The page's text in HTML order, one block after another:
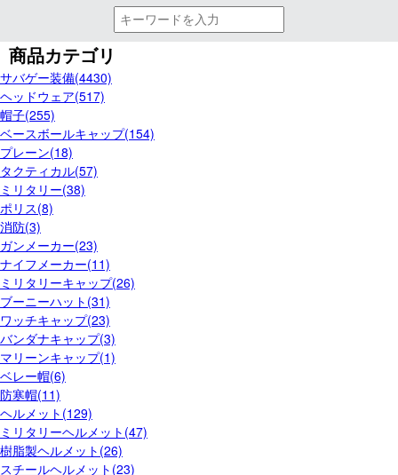
商品カテゴリ
サバゲー装備(4430)
ヘッドウェア(517)
帽子(255)
ベースボールキャップ(154)
プレーン(18)
タクティカル(57)
ミリタリー(38)
ポリス(8)
消防(3)
ガンメーカー(23)
ナイフメーカー(11)
ミリタリーキャップ(26)
ブーニーハット(31)
ワッチキャップ(23)
バンダナキャップ(3)
マリーンキャップ(1)
ベレー帽(6)
防寒帽(11)
ヘルメット(129)
ミリタリーヘルメット(47)
樹脂製ヘルメット(26)
スチールヘルメット(23)